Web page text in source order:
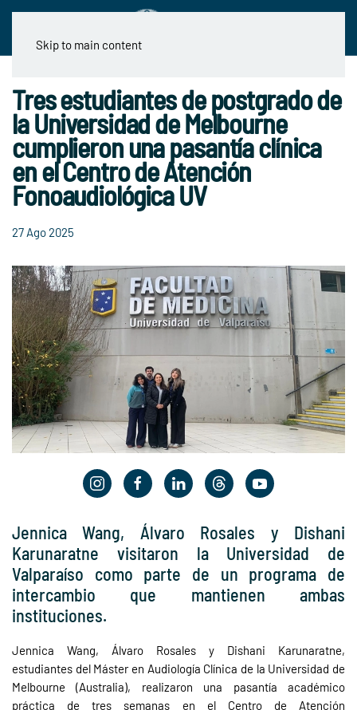
Skip to main content
Tres estudiantes de postgrado de
la Universidad de Melbourne
cumplieron una pasantía clínica
en el Centro de Atención
Fonoaudiológica UV
27 Ago 2025
Jennica Wang, Álvaro Rosales y Dishani
Karunaratne visitaron la Universidad de
Valparaíso como parte de un programa de
intercambio que mantienen ambas
instituciones.
Jennica Wang, Álvaro Rosales y Dishani Karunaratne,
estudiantes del Máster en Audiología Clínica de la Universidad de
Melbourne (Australia), realizaron una pasantía académico
práctica de tres semanas en el Centro de Atención